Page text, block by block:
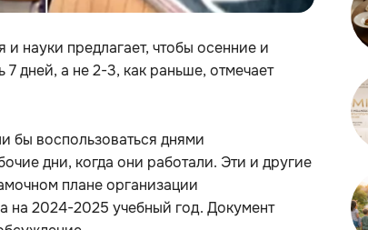
науки предлагает, чтобы осенние и
дней, а не 2-3, как раньше, отмечает
бы воспользоваться днями
дни, когда они работали. Эти и другие
плане организации
на 2024-2025 учебный год. Документ